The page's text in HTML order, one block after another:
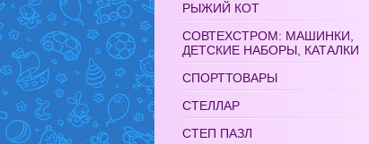
РЫЖИЙ КОТ
СОВТЕХСТРОМ: МАШИНКИ,
ДЕТСКИЕ НАБОРЫ, КАТАЛКИ
СПОРТТОВАРЫ
СТЕЛЛАР
СТЕП ПАЗЛ